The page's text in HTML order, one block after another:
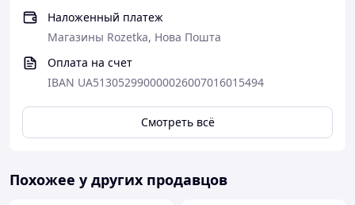
Наложенный платеж
Магазины Rozetka, Нова Пошта
Оплата на счет
IBAN UA513052990000026007016015494
Смотреть всё
Похожее у других продавцов